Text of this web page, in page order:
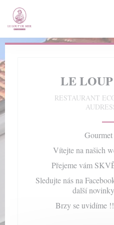
LE
RESTAURANT
Vítejte na našich
Přejeme vám
Sledujte nás na
další
Brzy se uvidíme